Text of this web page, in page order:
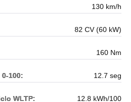
130 km/h
82 CV (60 kW)
160 Nm
100: 12.7 seg
WLTP: 12.8 kWh/100